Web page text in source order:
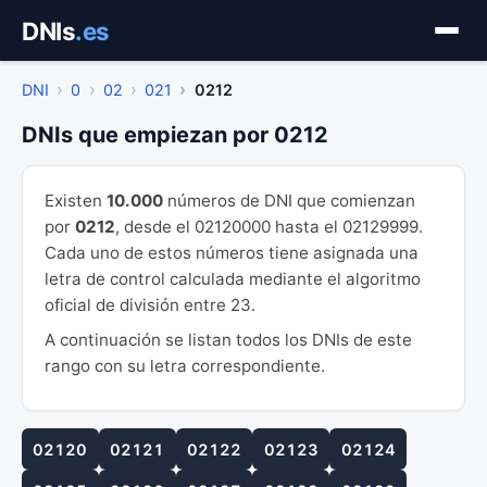
contenido
DNIs.es
DNI 0 02 021 0212
DNIs que empiezan por 0212
Existen 10.000 números de DNI que comienzan
por 0212, desde el 02120000 hasta el 02129999.
Cada uno de estos números tiene asignada una
letra de control calculada mediante el algoritmo
oficial de división entre 23.
A continuación se listan todos los DNIs de este
rango con su letra correspondiente.
02120 02121 02122 02123 02124